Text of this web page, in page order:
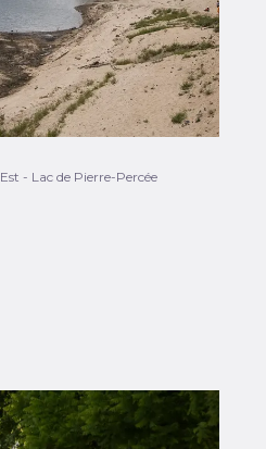
et-Moselle, 2019)
- Lac de Pierre-Percée